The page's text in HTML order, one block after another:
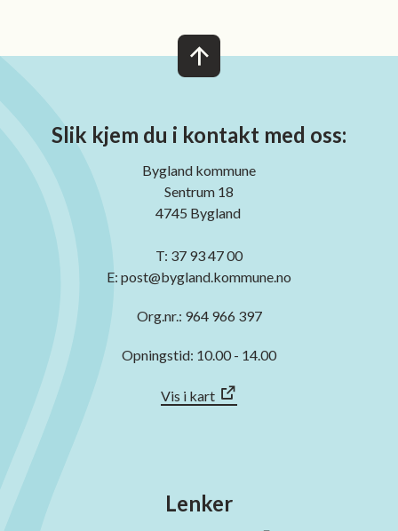
Slik kjem du i kontakt med oss:
Bygland kommune
Sentrum 18
4745 Bygland
T: 37 93 47 00
E: post@bygland.kommune.no
Org.nr.: 964 966 397
Opningstid: 10.00 - 14.00
Vis i kart
Lenker